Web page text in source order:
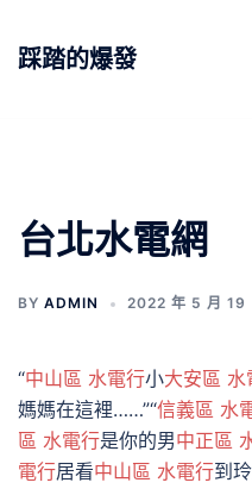
踩踏的爆發
台北水電網
BY ADMIN 2022 年 5 月 19
“中山區 水電行小大安區 水
媽媽在這裡……”“信義區 水
區 水電行是你的男中正區
電行居看中山區 水電行到